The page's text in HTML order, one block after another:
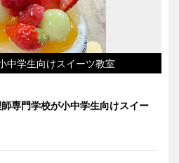
中学生向けスイーツ教室
専門学校が小中学生向けスイー